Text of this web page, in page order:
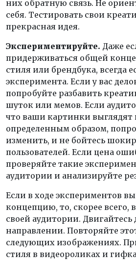
них обратную связь. Не
себя. Тестировать свои
прекрасная идея.
Экспериментируйте. Даже
придерживаться общей
стиля или брендбука, всегда
эксперимента. Если у вас
попробуйте разбавить
шуток или мемов. Если
что ваши картинки выглядят
определенным образом,
изменить, и не бойтесь
пользователей. Если цена
проверяйте такие
аудитории и анализируйте
Если в ходе экспериментов
концепцию, то, скорее
своей аудитории. Двигайтесь
направлении. Повторяйте
следующих изображениях.
стиля в видеороликах и